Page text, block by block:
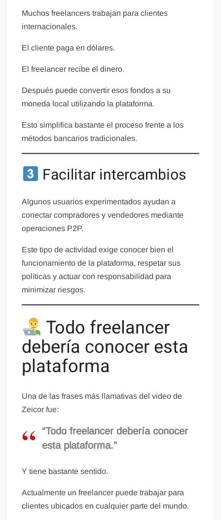
Muchos freelancers trabajan para clientes
internacionales.
El cliente paga en dólares.
El freelancer recibe el dinero.
Después puede convertir esos fondos a su
moneda local utilizando la plataforma.
Esto simplifica bastante el proceso frente a los
métodos bancarios tradicionales.
Facilitar intercambios
Algunos usuarios experimentados ayudan a
conectar compradores y vendedores mediante
operaciones P2P.
Este tipo de actividad exige conocer bien el
funcionamiento de la plataforma, respetar sus
políticas y actuar con responsabilidad para
minimizar riesgos.
Todo freelancer
debería conocer esta
plataforma
Una de las frases más llamativas del video de
Zeicor fue:
“Todo freelancer debería conocer
esta plataforma.”
Y tiene bastante sentido.
Actualmente un freelancer puede trabajar para
clientes ubicados en cualquier parte del mundo.